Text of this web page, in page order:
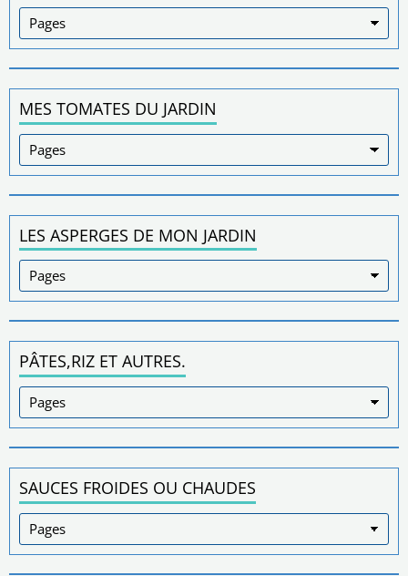
MES TOMATES DU JARDIN
LES ASPERGES DE MON JARDIN
PÂTES,RIZ ET AUTRES.
SAUCES FROIDES OU CHAUDES